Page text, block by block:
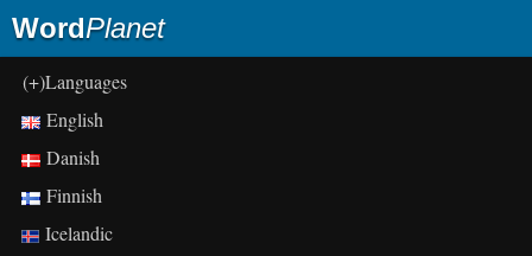
WordPlanet
(+)Languages
English
Danish
Finnish
Icelandic